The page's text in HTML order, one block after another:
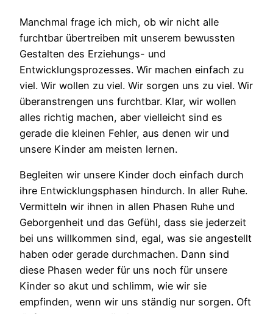
Manchmal frage ich mich, ob wir nicht alle
furchtbar übertreiben mit unserem bewussten
Gestalten des Erziehungs- und
Entwicklungsprozesses. Wir machen einfach zu
viel. Wir wollen zu viel. Wir sorgen uns zu viel. Wir
überanstrengen uns furchtbar. Klar, wir wollen
alles richtig machen, aber vielleicht sind es
gerade die kleinen Fehler, aus denen wir und
unsere Kinder am meisten lernen.
Begleiten wir unsere Kinder doch einfach durch
ihre Entwicklungsphasen hindurch. In aller Ruhe.
Vermitteln wir ihnen in allen Phasen Ruhe und
Geborgenheit und das Gefühl, dass sie jederzeit
bei uns willkommen sind, egal, was sie angestellt
haben oder gerade durchmachen. Dann sind
diese Phasen weder für uns noch für unsere
Kinder so akut und schlimm, wie wir sie
empfinden, wenn wir uns ständig nur sorgen. Oft